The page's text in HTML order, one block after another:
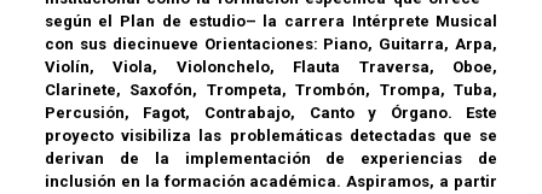
según el Plan de estudio– la carrera Intérprete Musical
con sus diecinueve Orientaciones: Piano, Guitarra, Arpa,
Violín, Viola, Violonchelo, Flauta Traversa, Oboe,
Clarinete, Saxofón, Trompeta, Trombón, Trompa, Tuba,
Percusión, Fagot, Contrabajo, Canto y Órgano. Este
proyecto visibiliza las problemáticas detectadas que se
derivan de la implementación de experiencias de
inclusión en la formación académica. Aspiramos, a partir